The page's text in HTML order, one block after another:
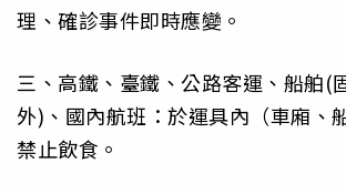
理、確診事件即時應變。
三、高鐵、臺鐵、公路客運、船舶(
外)、國內航班：於運具內（車廂、
禁止飲食。